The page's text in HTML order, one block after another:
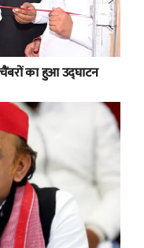
का हुआ उद्घाटन